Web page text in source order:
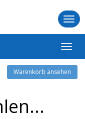
ein-/
Warenkorb ansehen